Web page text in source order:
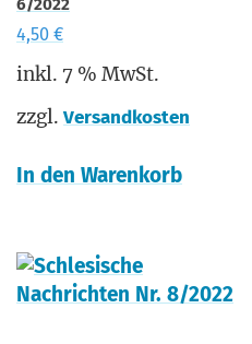
6/2022
4,50 €
inkl. 7 % MwSt.
zzgl. Versandkosten
In den Warenkorb